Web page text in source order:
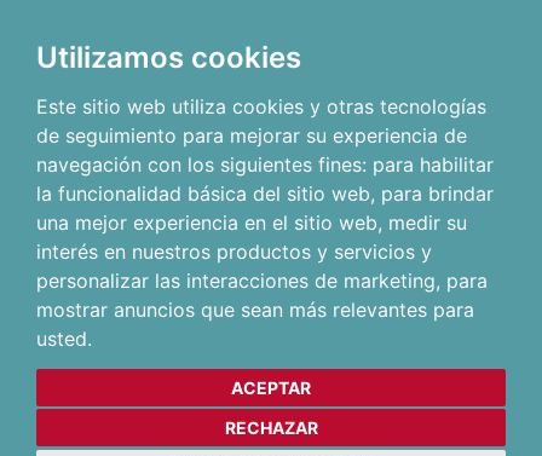
Utilizamos cookies
Este sitio web utiliza cookies y otras tecnologías
de seguimiento para mejorar su experiencia de
navegación con los siguientes fines: para habilitar
la funcionalidad básica del sitio web, para brindar
una mejor experiencia en el sitio web, medir su
interés en nuestros productos y servicios y
personalizar las interacciones de marketing, para
mostrar anuncios que sean más relevantes para
usted.
ACEPTAR
RECHAZAR